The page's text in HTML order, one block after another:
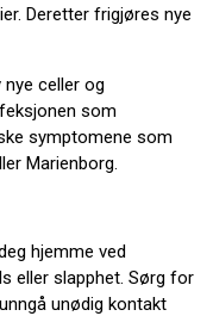
Deretter frigjøres nye
celler og
som
symptomene som
Marienborg.
hjemme ved
eller slapphet. Sørg for
unødig kontakt